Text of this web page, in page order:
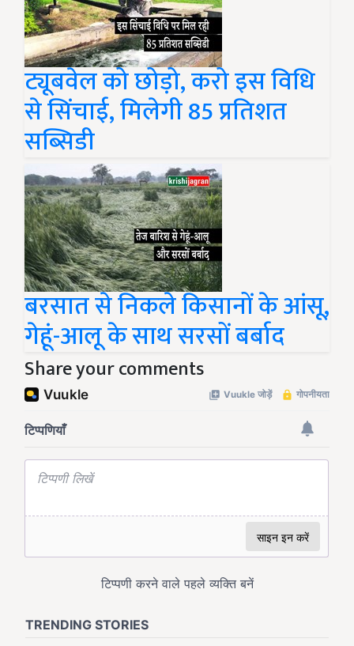
ट्यूबवेल को छोड़ो, करो इस विधि
से सिंचाई, मिलेगी 85 प्रतिशत
सब्सिडी
बरसात से निकले किसानों के आंसू,
गेहूं-आलू के साथ सरसों बर्बाद
Share your comments